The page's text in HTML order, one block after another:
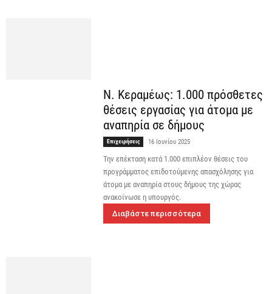
Ν. Κεραμέως: 1.000 πρόσθετες
θέσεις εργασίας για άτομα με
αναπηρία σε δήμους
Επιχειρήσεις 16 Ιουνίου 2025
Την επέκταση κατά 1.000 επιπλέον θέσεις του
προγράμματος επιδοτούμενης απασχόλησης για
άτομα με αναπηρία στους δήμους της χώρας
ανακοίνωσε η υπουργός.
Διαβάστε περισσότερα